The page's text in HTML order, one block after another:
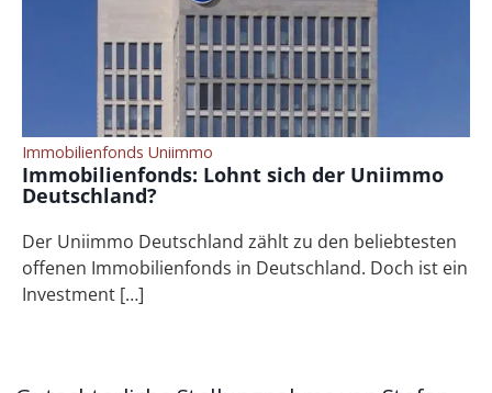
Immobilienfonds Uniimmo
Immobilienfonds: Lohnt sich der Uniimmo
Deutschland?
Der Uniimmo Deutschland zählt zu den beliebtesten
offenen Immobilienfonds in Deutschland. Doch ist ein
Investment […]